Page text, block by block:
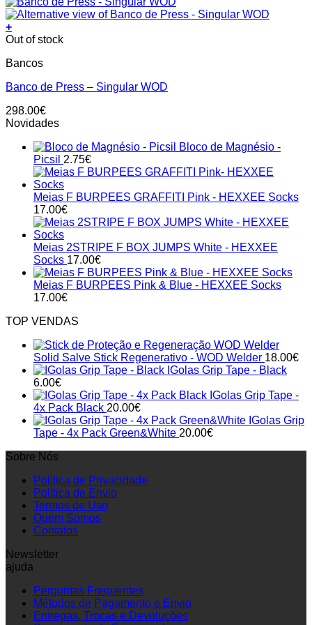
+
Out of stock
Bancos
Banco de Press – Singular WOD
298.00€
Novidades
Bloco de Magnésio -
Picsil 2.75€
Meias F BURPEES GRAFFITI Pink - HEXXEE Socks
17.00€
Meias 2STRIPE F BOX JUMPS White - HEXXEE
Socks 17.00€
Meias F BURPEES Pink & Blue - HEXXEE Socks
17.00€
TOP VENDAS
Solid Salve Stick Regenerativo - WOD Welder 18.00€
IGolas Grip Tape - Black
6.00€
IGolas Grip Tape -
4x Pack Black 20.00€
IGolas Grip
Tape - 4x Pack Green&White 20.00€
Sobre Nós
Política de Privacidade
Política de Envio
Termos de Uso
Quem Somos
Contatos
Newsletter
ajuda
Perguntas Frequentes
Métodos de Pagamento e Envio
Entregas, Trocas e Devoluções